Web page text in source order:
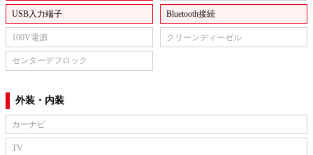
USB入力端子 Bluetooth接続
100V電源 クリーンディーゼル
センターデフロック
外装・内装
カーナビ
TV